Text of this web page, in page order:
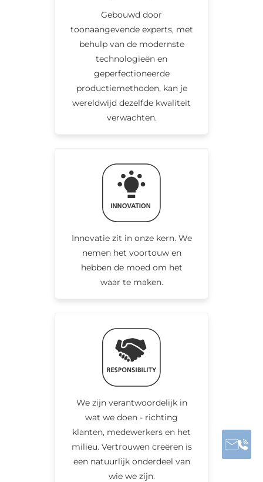
Gebouwd door
toonaangevende experts, met
behulp van de modernste
technologieën en
geperfectioneerde
productiemethoden, kan je
wereldwijd dezelfde kwaliteit
verwachten.
Innovatie zit in onze kern. We
nemen het voortouw en
hebben de moed om het
waar te maken.
We zijn verantwoordelijk in
wat we doen - richting
klanten, medewerkers en het
milieu. Vertrouwen creëren is
een natuurlijk onderdeel van
wie we zijn.